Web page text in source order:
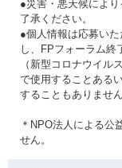
●災害・悪天候によ
了承ください。
●個人情報は応募い
し、FPフォーラム終
（新型コロナウイル
で使用することある
することもありません
＊NPO法人による公
せん。